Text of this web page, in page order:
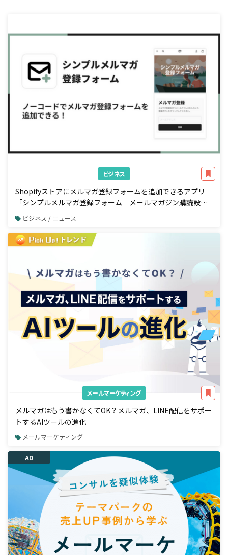
ビジネス
Shopifyストアにメルマガ登録フォームを追加できるアプリ
「シンプルメルマガ登録フォーム｜メールマガジン購読設
定」をリリース
ビジネス / ニュース
メールマーケティング
メルマガはもう書かなくてOK？メルマガ、LINE配信をサポー
トするAIツールの進化
メールマーケティング
AD